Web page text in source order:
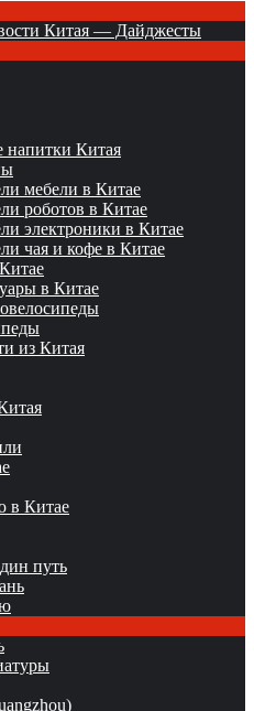
Китая — Дайджесты
напитки Китая
мебели в Китае
роботов в Китае
электроники в Китае
чая и кофе в Китае
в Китае
из Китая
в Китае
путь